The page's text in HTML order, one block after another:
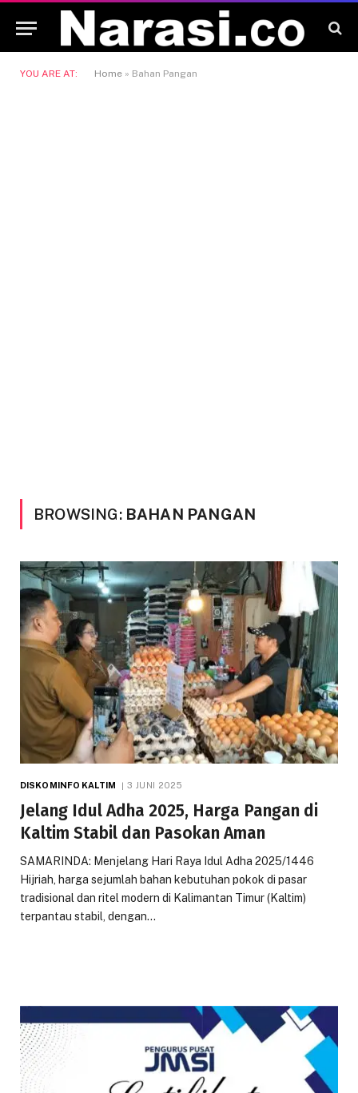
YOU ARE AT: Home » Bahan Pangan
BROWSING: BAHAN PANGAN
DISKOMINFO KALTIM 3 JUNI 2025
Jelang Idul Adha 2025, Harga Pangan di
Kaltim Stabil dan Pasokan Aman
SAMARINDA: Menjelang Hari Raya Idul Adha 2025/1446
Hijriah, harga sejumlah bahan kebutuhan pokok di pasar
tradisional dan ritel modern di Kalimantan Timur (Kaltim)
terpantau stabil, dengan…